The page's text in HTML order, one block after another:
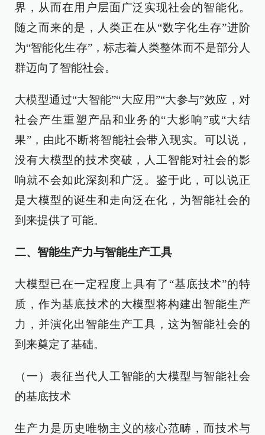
界，从而在用户层面广泛实现社会的智能化。
随之而来的是，人类正在从“数字化生存”进阶
为“智能化生存”，标志着人类整体而不是部分人
群迈向了智能社会。
大模型通过“大智能”“大应用”“大参与”效应，对
社会产生重塑产品和业务的“大影响”或“大结
果”，由此不断将智能社会带入现实。可以说，
没有大模型的技术突破，人工智能对社会的影
响就不会如此深刻和广泛。鉴于此，可以说正
是大模型的诞生和走向泛在化，为智能社会的
到来提供了可能。
二、智能生产力与智能生产工具
大模型已在一定程度上具有了“基底技术”的特
质，作为基底技术的大模型将构建出智能生产
力，并演化出智能生产工具，这为智能社会的
到来奠定了基础。
（一）表征当代人工智能的大模型与智能社会
的基底技术
生产力是历史唯物主义的核心范畴，而技术与